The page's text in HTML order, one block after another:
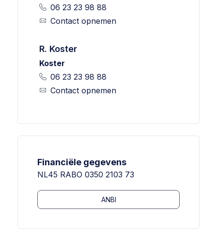
06 23 23 98 88
Contact opnemen
R. Koster
Koster
06 23 23 98 88
Contact opnemen
Financiële gegevens
NL45 RABO 0350 2103 73
ANBI